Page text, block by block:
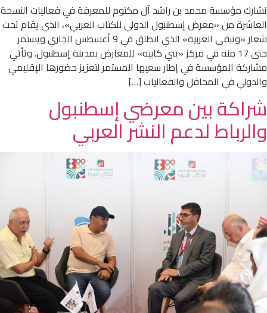
تشارك مؤسسة محمد بن راشد آل مكتوم للمعرفة في فعاليات النسخة
العاشرة من «معرض إسطنبول الدولي للكتاب العربي»، الذي يقام تحت
شعار «وتبقى العربية» الذي انطلق في 9 أغسطس الجاري ويستمر
حتى 17 منه في مركز «يني كابيه» للمعارض بمدينة إسطنبول. وتأتي
مشاركة المؤسسة في إطار سعيها المستمر لتعزيز حضورها الإقليمي
والدولي في المحافل والفعاليات […]
شراكة بين معرضي إسطنبول
والرباط لدعم النشر العربي